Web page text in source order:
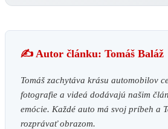
✍️ Autor článku: Tomáš Baláž
Tomáš zachytáva krásu automobilov
fotografie a videá dodávajú našim
emócie. Každé auto má svoj príbeh a
rozprávať obrazom.